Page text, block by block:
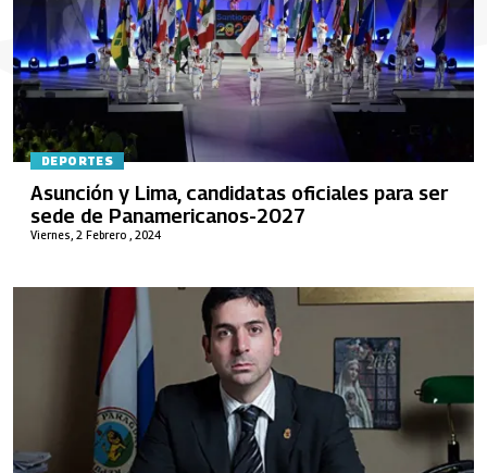
DEPORTES
Viernes, 2 Febrero , 2024
Asunción y Lima, candidatas oficiales para ser
sede de Panamericanos-2027